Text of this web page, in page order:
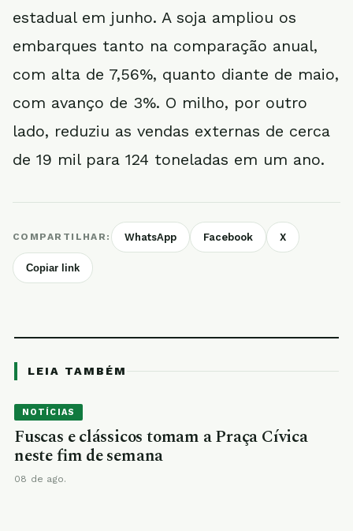
estadual em junho. A soja ampliou os
embarques tanto na comparação anual,
com alta de 7,56%, quanto diante de maio,
com avanço de 3%. O milho, por outro
lado, reduziu as vendas externas de cerca
de 19 mil para 124 toneladas em um ano.
COMPARTILHAR: WhatsApp Facebook X
Copiar link
LEIA TAMBÉM
NOTÍCIAS
Fuscas e clássicos tomam a Praça Cívica
neste fim de semana
08 de ago.